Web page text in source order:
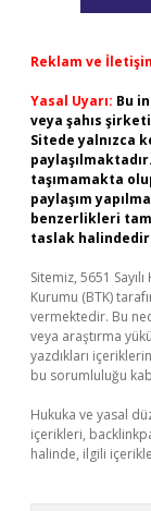
Reklam ve
Yasal Uyarı: Bu
veya şahıs
Sitede yalnızca
taşımamakta
paylaşım
benzerlikleri
taslak
Sitemiz, 5651
Kurumu (BTK)
vermektedir. Bu
veya araştırma
yazdıkları
bu sorumluluğu
Hukuka ve yasal
içerikleri,
halinde, ilgili